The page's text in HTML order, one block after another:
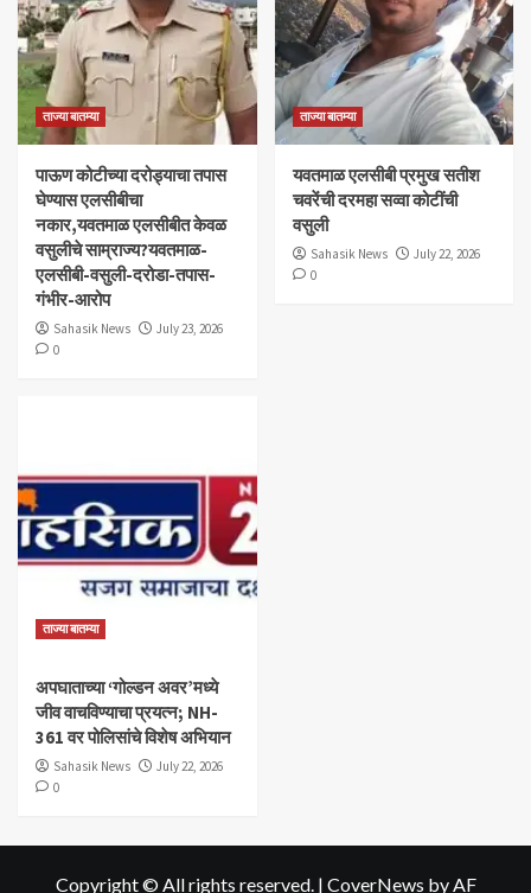
ताज्या बातम्या
पाऊण कोटीच्या दरोड्याचा तपास
घेण्यास एलसीबीचा
नकार,यवतमाळ एलसीबीत केवळ
वसुलीचे साम्राज्य?यवतमाळ-
एलसीबी-वसुली-दरोडा-तपास-
गंभीर-आरोप
Sahasik News
July 23, 2026
0
ताज्या बातम्या
यवतमाळ एलसीबी प्रमुख सतीश
चवरेंची दरमहा सव्वा कोटींची
वसुली
Sahasik News
July 22, 2026
0
ताज्या बातम्या
अपघाताच्या ‘गोल्डन अवर’मध्ये
जीव वाचविण्याचा प्रयत्न; NH-
361 वर पोलिसांचे विशेष अभियान
Sahasik News
July 22, 2026
0
Copyright © All rights reserved. | CoverNews by AF